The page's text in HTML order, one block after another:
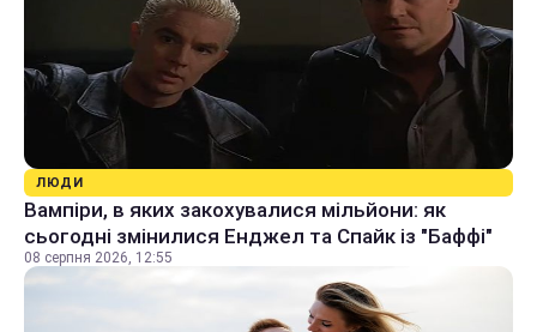
ЛЮДИ
Вампіри, в яких закохувалися мільйони: як
сьогодні змінилися Енджел та Спайк із "Баффі"
08 серпня 2026, 12:55